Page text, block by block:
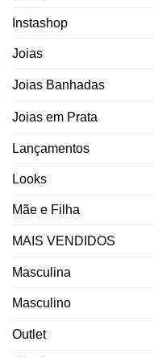
Instashop
Joias
Joias Banhadas
Joias em Prata
Lançamentos
Looks
Mãe e Filha
MAIS VENDIDOS
Masculina
Masculino
Outlet